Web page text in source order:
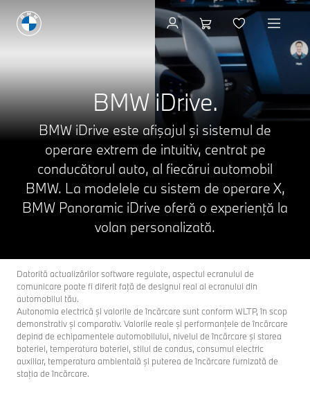
BMW iDrive.
BMW iDrive este afişajul şi sistemul de
operare extrem de intuitiv, centrat pe
conducătorul auto, al fiecărui automobil
BMW. La modelele cu sistem de operare X,
BMW Panoramic iDrive oferă o experienţă la
volan personalizată.
Datorită actualizărilor software regulate, aspectul ecranului de
comunicare poate fi diferit faţă de designul real al ecranului din
automobilul tău.
Autonomia electrică şi valorile de încărcare sunt conform WLTP, în scop
demonstrativ şi comparativ. Valorile reale şi performanţele de încărcare
depind de echipamentele automobilului, nivelul de încărcare şi starea
bateriei, temperatura bateriei, stilul de condus, consumul electric
auxiliar, temperatura ambientală şi puterea de încărcare furnizată de
staţia de încărcare.